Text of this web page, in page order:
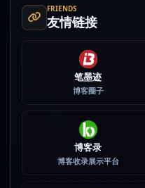
FRIENDS
友情链接
笔墨迹
博客圈子
博客录
博客收录展示平台